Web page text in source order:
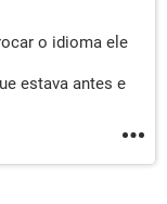
o idioma ele
estava antes e